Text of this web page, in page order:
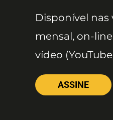
Disponível nas
mensal, on-
vídeo
ASSINE